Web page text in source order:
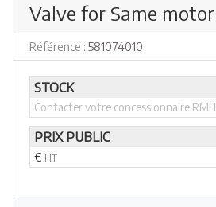
Valve for Same motor
Référence : 581074010
STOCK
Contacter votre concessionnaire RMH
PRIX PUBLIC
€ HT